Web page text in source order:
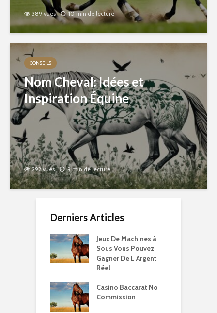
389 vues 10 min de lecture
CONSEILS
Nom Cheval: Idées et
Inspiration Équine
292 vues 9 min de lecture
Derniers Articles
Jeux De Machines à
Sous Vous Pouvez
Gagner De L Argent
Réel
Casino Baccarat No
Commission